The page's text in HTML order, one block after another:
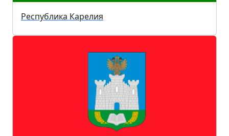
Республика Карелия